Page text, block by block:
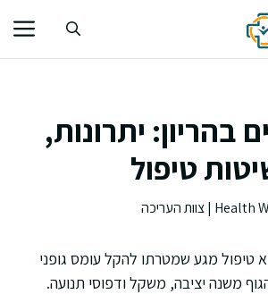
בהריון: יתרונות,
טיפול
טיפול מגע שמטרתו להקל עומס גופני
משנה יציבה, משקל ודפוסי תנועה.